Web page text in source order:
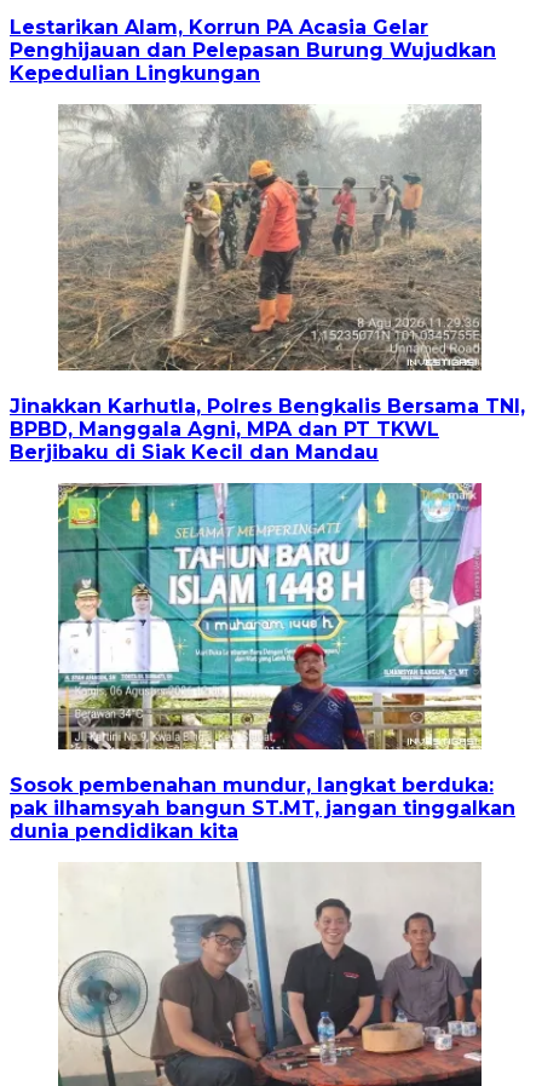
Lestarikan Alam, Korrun PA Acasia Gelar
Penghijauan dan Pelepasan Burung Wujudkan
Kepedulian Lingkungan
Jinakkan Karhutla, Polres Bengkalis Bersama TNI,
BPBD, Manggala Agni, MPA dan PT TKWL
Berjibaku di Siak Kecil dan Mandau
Sosok pembenahan mundur, langkat berduka:
pak ilhamsyah bangun ST.MT, jangan tinggalkan
dunia pendidikan kita